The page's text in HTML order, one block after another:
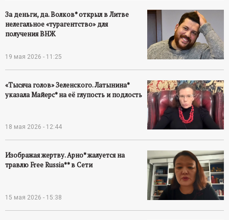
За деньги, да. Волков* открыл в Литве
нелегальное «турагентство» для
получения ВНЖ
19 мая 2026 - 11:25
«Тысяча голов» Зеленского. Латынина*
указала Майерс* на её глупость и подлость
18 мая 2026 - 12:44
Изображая жертву. Арно* жалуется на
травлю Free Russia** в Сети
15 мая 2026 - 15:38